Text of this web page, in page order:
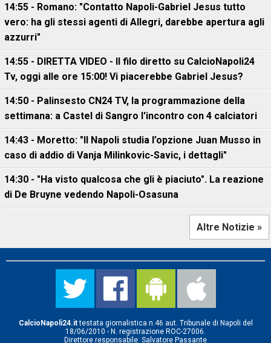
14:55 - Romano: "Contatto Napoli-Gabriel Jesus tutto
vero: ha gli stessi agenti di Allegri, darebbe apertura agli
azzurri"
14:55 - DIRETTA VIDEO - Il filo diretto su CalcioNapoli24
Tv, oggi alle ore 15:00! Vi piacerebbe Gabriel Jesus?
14:50 - Palinsesto CN24 TV, la programmazione della
settimana: a Castel di Sangro l'incontro con 4 calciatori
14:43 - Moretto: "Il Napoli studia l’opzione Juan Musso in
caso di addio di Vanja Milinkovic-Savic, i dettagli"
14:30 - "Ha visto qualcosa che gli è piaciuto". La reazione
di De Bruyne vedendo Napoli-Osasuna
Altre Notizie »
CalcioNapoli24.ittestata giornalistica n.46 aut. Tribunale di Napoli del
18/06/2010 - N. registrazione ROC-27006.
Direttore responsabile: Salvatore Passante